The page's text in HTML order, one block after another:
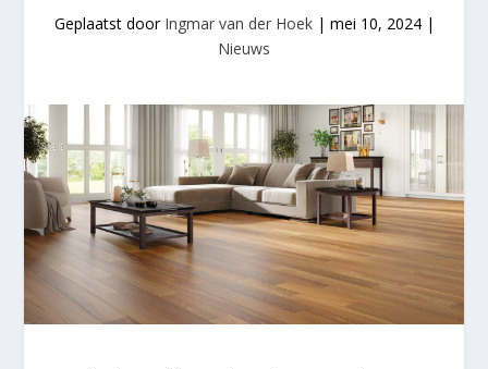
Geplaatst door Ingmar van der Hoek| mei 10, 2024|
Nieuws